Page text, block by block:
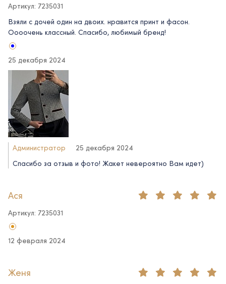
Артикул: 7235031
Взяли с дочей один на двоих. нравится принт и фасон.
Оооочень классный. Спасибо, любимый бренд!
25 декабря 2024
Администратор
25 декабря 2024
Спасибо за отзыв и фото! Жакет невероятно Вам идет)
Ася
Артикул: 7235031
12 февраля 2024
Женя